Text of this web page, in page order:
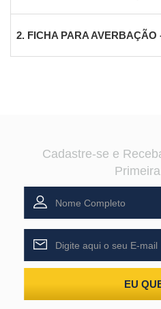
2. FICHA PARA
Cadastre-se e
EU